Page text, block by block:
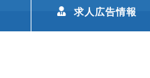
求人広告情報